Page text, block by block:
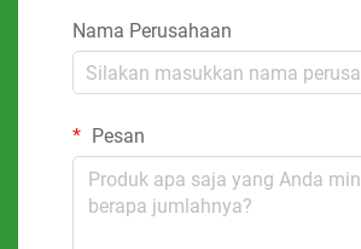
Nama Perusahaan
Pesan